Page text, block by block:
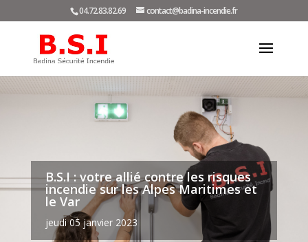
04.72.83.82.69 contact@badina-incendie.fr
B.S.I : votre allié contre les risques
incendie sur les Alpes Maritimes et
le Var
jeudi 05 janvier 2023